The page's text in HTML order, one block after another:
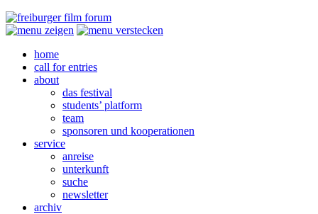
home
call for entries
about
das festival
students’ platform
team
sponsoren und kooperationen
service
anreise
unterkunft
suche
newsletter
archiv